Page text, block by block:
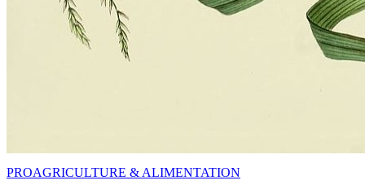
PROAGRICULTURE & ALIMENTATION